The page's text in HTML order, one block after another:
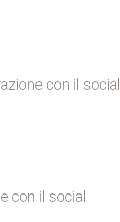
con il social
con il social